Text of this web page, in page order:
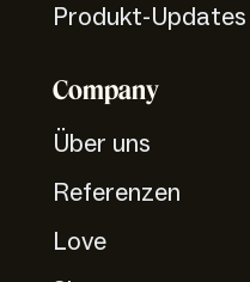
Produkt-Updates
Company
Über uns
Referenzen
Love